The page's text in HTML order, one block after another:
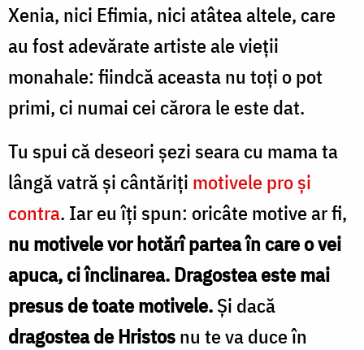
Xenia, nici Efimia, nici atâtea altele, care
au fost adevărate artiste ale vieţii
monahale: fiindcă aceasta nu toţi o pot
primi, ci numai cei cărora le este dat.
Tu spui că deseori şezi seara cu mama ta
lângă vatră şi cântăriţi motivele pro şi
contra. Iar eu îţi spun: oricâte motive ar fi,
nu motivele vor hotărî partea în care o vei
apuca, ci înclinarea. Dragostea este mai
presus de toate motivele.Şi dacă
dragostea de Hristosnu te va duce în